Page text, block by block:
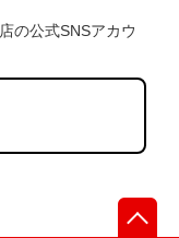
の公式SNSアカウ